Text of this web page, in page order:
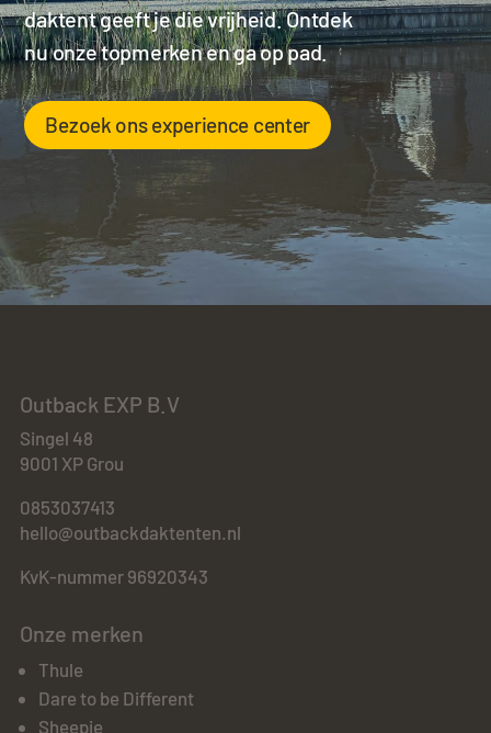
daktent geeft je die vrijheid. Ontdek
nu onze topmerken en ga op pad.
Bezoek ons experience center
Outback EXP B.V
Singel 48
9001 XP Grou
0853037413
hello@outbackdaktenten.nl
KvK-nummer 96920343
Onze merken
Thule
Dare to be Different
Sheepie